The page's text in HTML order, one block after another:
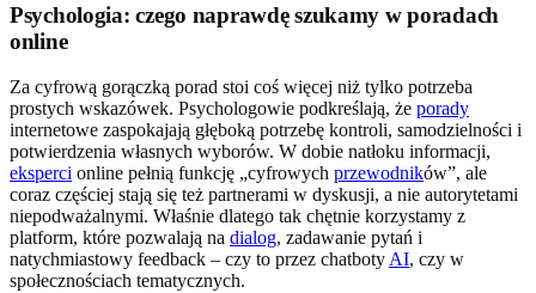
Psychologia: czego naprawdę szukamy w poradach
online
Za cyfrową gorączką porad stoi coś więcej niż tylko potrzeba
prostych wskazówek. Psychologowie podkreślają, że porady
internetowe zaspokajają głęboką potrzebę kontroli, samodzielności i
potwierdzenia własnych wyborów. W dobie natłoku informacji,
eksperci online pełnią funkcję „cyfrowych przewodników”, ale
coraz częściej stają się też partnerami w dyskusji, a nie autorytetami
niepodważalnymi. Właśnie dlatego tak chętnie korzystamy z
platform, które pozwalają na dialog, zadawanie pytań i
natychmiastowy feedback – czy to przez chatboty AI, czy w
społecznościach tematycznych.